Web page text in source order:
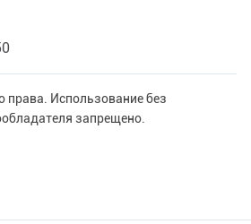
права. Использование без
запрещено.